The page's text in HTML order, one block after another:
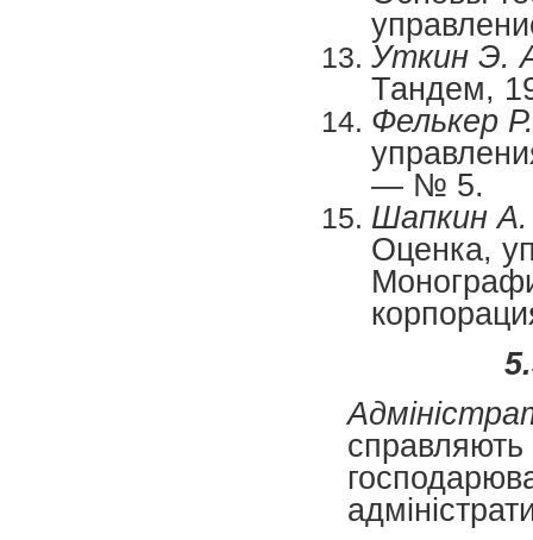
Уткин Э.
Тандем,
Фелькер Р.
— № 5.
Шапкин
Оценка,
справляють